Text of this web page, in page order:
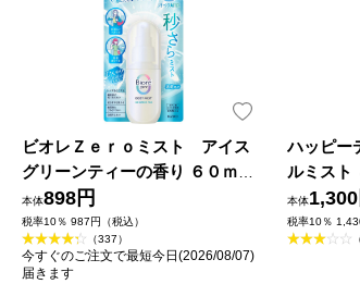
ビオレＺｅｒｏミスト アイス
グリーンティーの香り ６０ｍＬ
花王
本体898円
税率10％ 987円（税込）
（337）
今すぐのご注文で最短今日(2026/08/07)
届きます
ハッピー
ルミスト
薬部外品)
本体1,300
税率10％